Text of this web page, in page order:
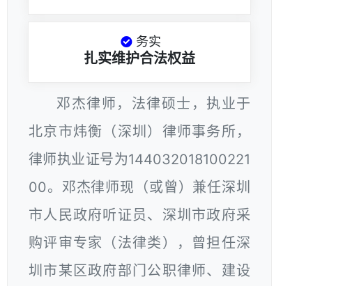
务实
扎实维护合法权益
邓杰律师，法律硕士，执业于
北京市炜衡（深圳）律师事务所，
律师执业证号为144032018100221
00。邓杰律师现（或曾）兼任深圳
市人民政府听证员、深圳市政府采
购评审专家（法律类），曾担任深
圳市某区政府部门公职律师、建设